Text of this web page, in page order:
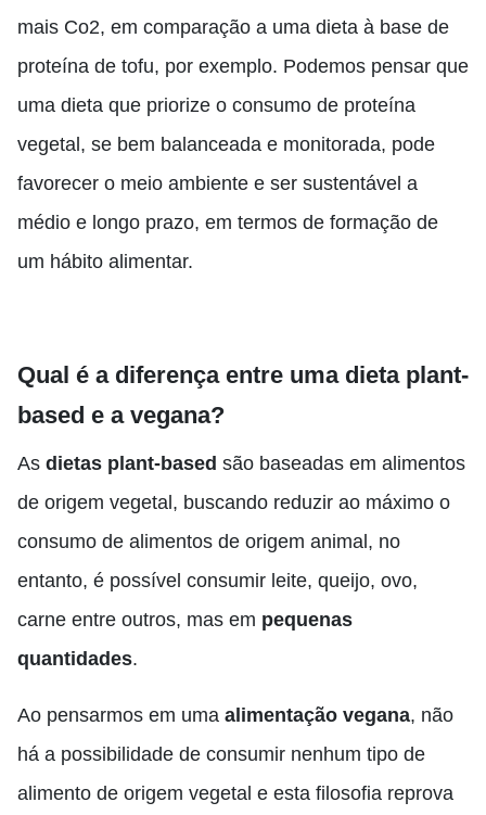
mais Co2, em comparação a uma dieta à base de
proteína de tofu, por exemplo. Podemos pensar que
uma dieta que priorize o consumo de proteína
vegetal, se bem balanceada e monitorada, pode
favorecer o meio ambiente e ser sustentável a
médio e longo prazo, em termos de formação de
um hábito alimentar.
Qual é a diferença entre uma dieta plant-
based e a vegana?
As dietas plant-based são baseadas em alimentos
de origem vegetal, buscando reduzir ao máximo o
consumo de alimentos de origem animal, no
entanto, é possível consumir leite, queijo, ovo,
carne entre outros, mas em pequenas
quantidades.
Ao pensarmos em uma alimentação vegana, não
há a possibilidade de consumir nenhum tipo de
alimento de origem vegetal e esta filosofia reprova